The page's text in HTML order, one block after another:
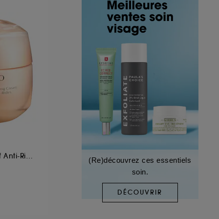
(Re)découvrez ces essentiels
soin.
DÉCOUVRIR